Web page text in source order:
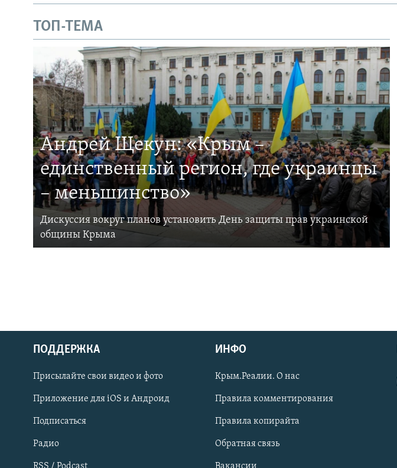
Українською
Qırımtatar
ПРИСОЕДИНЯЙТЕСЬ!
ТОП-ТЕМА
Андрей Щекун: «Крым –
единственный регион, где украинцы
– меньшинство»
Дискуссия вокруг планов установить День защиты прав украинской
общины Крыма
ПОДДЕРЖКА
Присылайте свои видео и фото
Приложение для iOS и Андроид
Подписаться
Радио
ИНФО
Крым.Реалии. О нас
Правила комментирования
Правила копирайта
Обратная связь